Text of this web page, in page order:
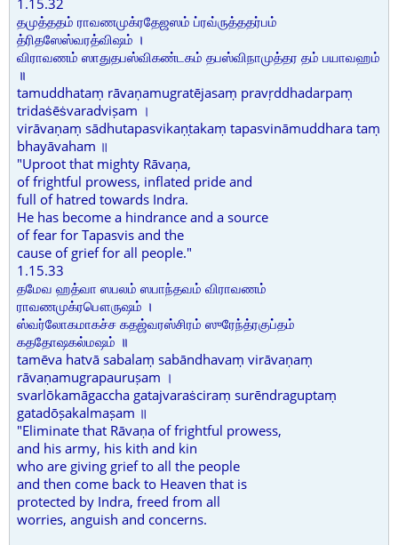
1.15.32
தமுத்ததம் ராவணமுக்ரதேஜஸம் ப்ரவ்ருத்ததர்பம்
த்ரிதஸேஸ்வரத்விஷம் ।
விராவணம் ஸாதுதபஸ்விகண்டகம் தபஸ்விநாமுத்தர தம் பயாவஹம்
॥
tamuddhataṃ rāvaṇamugratējasaṃ pravṛddhadarpaṃ
tridaṡēṡvaradviṣam ।
virāvaṇaṃ sādhutapasvikaṇṭakaṃ tapasvināmuddhara taṃ
bhayāvaham ॥
"Uproot that mighty Rāvaṇa,
of frightful prowess, inflated pride and
full of hatred towards Indra.
He has become a hindrance and a source
of fear for Tapasvis and the
cause of grief for all people."
1.15.33
தமேவ ஹத்வா ஸபலம் ஸபாந்தவம் விராவணம்
ராவணமுக்ரபௌருஷம் ।
ஸ்வர்லோகமாகச்ச கதஜ்வரஸ்சிரம் ஸுரேந்த்ரகுப்தம்
கததோஷகல்மஷம் ॥
tamēva hatvā sabalaṃ sabāndhavaṃ virāvaṇaṃ
rāvaṇamugrapauruṣam ।
svarlōkamāgaccha gatajvaraṡciraṃ surēndraguptaṃ
gatadōṣakalmaṣam ॥
"Eliminate that Rāvaṇa of frightful prowess,
and his army, his kith and kin
who are giving grief to all the people
and then come back to Heaven that is
protected by Indra, freed from all
worries, anguish and concerns.